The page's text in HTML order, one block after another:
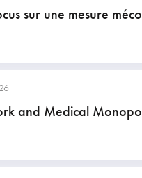
sur une mesure
and Medical